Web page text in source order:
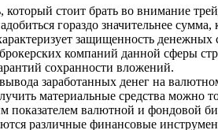
который стоит брать во внимание
гораздо значительнее сумма,
защищенность
компаний данной сферы
сохранности вложений.
заработанных денег на
материальные средства можно
валютной и фондовой
различные финансовые